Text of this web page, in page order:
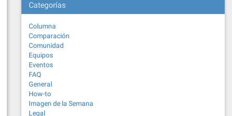
Categorías
Columna
Comparación
Comunidad
Equipos
Eventos
FAQ
General
How-to
Imagen de la Semana
Legal